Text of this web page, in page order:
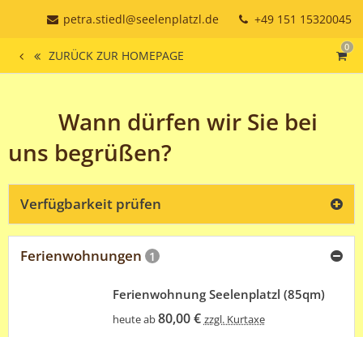
petra.stiedl@seelenplatzl.de +49 151 15320045
0
ZURÜCK ZUR HOMEPAGE
Wann dürfen wir Sie bei
uns begrüßen?
Verfügbarkeit prüfen
Ferienwohnungen 1
Ferienwohnung Seelenplatzl (85qm)
heute ab80,00 € zzgl. Kurtaxe